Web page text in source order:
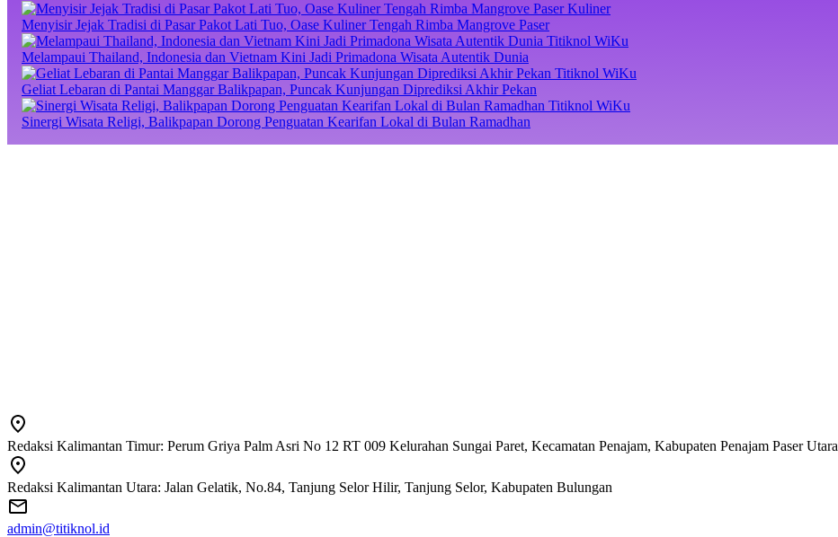
Kuliner
Menyisir Jejak Tradisi di Pasar Pakot Lati Tuo, Oase Kuliner Tengah Rimba Mangrove Paser
Titiknol WiKu
Melampaui Thailand, Indonesia dan Vietnam Kini Jadi Primadona Wisata Autentik Dunia
Titiknol WiKu
Geliat Lebaran di Pantai Manggar Balikpapan, Puncak Kunjungan Diprediksi Akhir Pekan
Titiknol WiKu
Sinergi Wisata Religi, Balikpapan Dorong Penguatan Kearifan Lokal di Bulan Ramadhan
Redaksi Kalimantan Timur: Perum Griya Palm Asri No 12 RT 009 Kelurahan Sungai Paret, Kecamatan Penajam, Kabupaten Penajam Paser Utara
Redaksi Kalimantan Utara: Jalan Gelatik, No.84, Tanjung Selor Hilir, Tanjung Selor, Kabupaten Bulungan
admin@titiknol.id